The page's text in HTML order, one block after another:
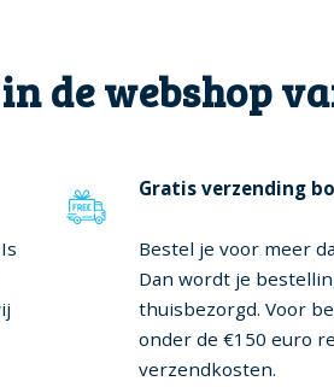
de webshop
Gratis verzending
Bestel je voor meer
Dan wordt je
thuisbezorgd. Voor
onder de €150 euro
verzendkosten.